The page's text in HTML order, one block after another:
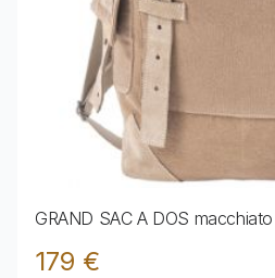
GRAND SAC A DOS macchiato
179 €